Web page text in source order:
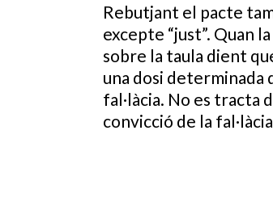
Rebutjant el pacte
excepte “just”. Quan
sobre la taula dient
una dosi determinada
fal·làcia. No es tracta
convicció de la